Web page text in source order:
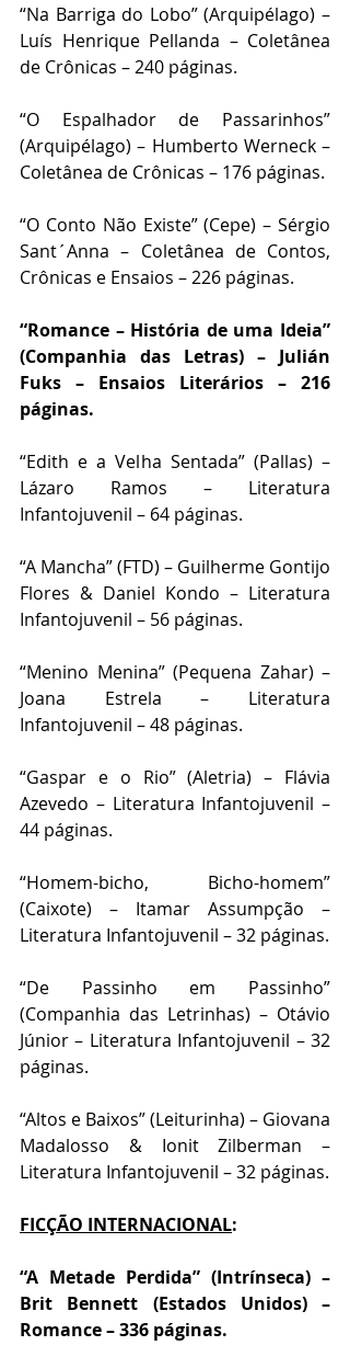
“Na Barriga do Lobo” (Arquipélago) –
Luís Henrique Pellanda – Coletânea
de Crônicas – 240 páginas.
“O Espalhador de Passarinhos”
(Arquipélago) – Humberto Werneck –
Coletânea de Crônicas – 176 páginas.
“O Conto Não Existe” (Cepe) – Sérgio
Sant´Anna – Coletânea de Contos,
Crônicas e Ensaios – 226 páginas.
“Romance – História de uma Ideia”
(Companhia das Letras) – Julián
Fuks – Ensaios Literários – 216
páginas.
“Edith e a Velha Sentada” (Pallas) –
Lázaro Ramos – Literatura
Infantojuvenil – 64 páginas.
“A Mancha” (FTD) – Guilherme Gontijo
Flores & Daniel Kondo – Literatura
Infantojuvenil – 56 páginas.
“Menino Menina” (Pequena Zahar) –
Joana Estrela – Literatura
Infantojuvenil – 48 páginas.
“Gaspar e o Rio” (Aletria) – Flávia
Azevedo – Literatura Infantojuvenil –
44 páginas.
“Homem-bicho, Bicho-homem”
(Caixote) – Itamar Assumpção –
Literatura Infantojuvenil – 32 páginas.
“De Passinho em Passinho”
(Companhia das Letrinhas) – Otávio
Júnior – Literatura Infantojuvenil – 32
páginas.
“Altos e Baixos” (Leiturinha) – Giovana
Madalosso & Ionit Zilberman –
Literatura Infantojuvenil – 32 páginas.
FICÇÃO INTERNACIONAL:
“A Metade Perdida” (Intrínseca) –
Brit Bennett (Estados Unidos) –
Romance – 336 páginas.